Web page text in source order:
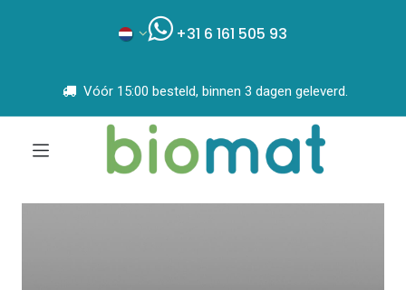
+31 6 161 505 93
Vóór 15:00 besteld, binnen 3 dagen geleverd.